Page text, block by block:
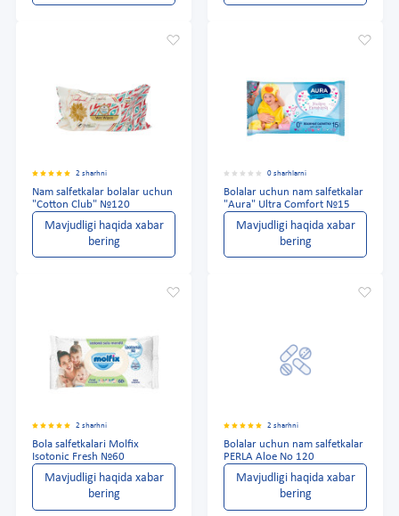
2 sharhni
Nam salfetkalar bolalar uchun
"Cotton Club" №120
Mavjudligi haqida xabar
bering
0 sharhlarni
Bolalar uchun nam salfetkalar
"Aura" Ultra Comfort №15
Mavjudligi haqida xabar
bering
2 sharhni
Bola salfetkalari Molfix
Isotonic Fresh №60
Mavjudligi haqida xabar
bering
2 sharhni
Bolalar uchun nam salfetkalar
PERLA Aloe No 120
Mavjudligi haqida xabar
bering